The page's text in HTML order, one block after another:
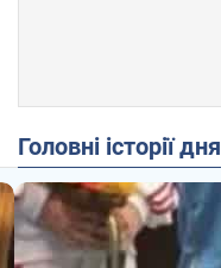
Головні історії дня